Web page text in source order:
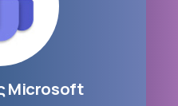
Microsoft